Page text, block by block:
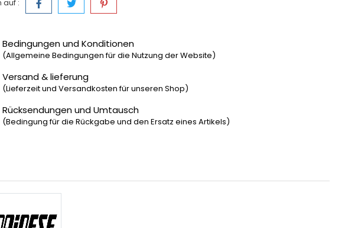
auf :
Bedingungen und Konditionen
(Allgemeine Bedingungen für die Nutzung der Website)
Versand & lieferung
(Lieferzeit und Versandkosten für unseren Shop)
Rücksendungen und Umtausch
(Bedingung für die Rückgabe und den Ersatz eines Artikels)